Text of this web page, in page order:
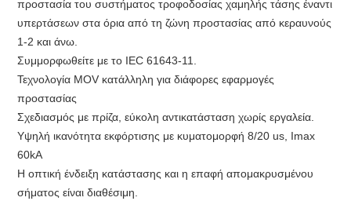
προστασία του συστήματος τροφοδοσίας χαμηλής τάσης έναντι
υπερτάσεων στα όρια από τη ζώνη προστασίας από κεραυνούς
1-2 και άνω.
Συμμορφωθείτε με το IEC 61643-11.
Τεχνολογία MOV κατάλληλη για διάφορες εφαρμογές
προστασίας
Σχεδιασμός με πρίζα, εύκολη αντικατάσταση χωρίς εργαλεία.
Υψηλή ικανότητα εκφόρτισης με κυματομορφή 8/20 us, Imax
60kA
Η οπτική ένδειξη κατάστασης και η επαφή απομακρυσμένου
σήματος είναι διαθέσιμη.